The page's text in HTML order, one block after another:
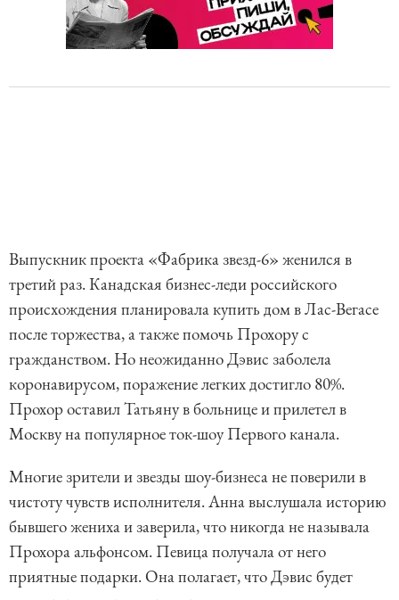
Выпускник проекта «Фабрика звезд-6» женился в
третий раз. Канадская бизнес-леди российского
происхождения планировала купить дом в Лас-Вегасе
после торжества, а также помочь Прохору с
гражданством. Но неожиданно Дэвис заболела
коронавирусом, поражение легких достигло 80%.
Прохор оставил Татьяну в больнице и прилетел в
Москву на популярное ток-шоу Первого канала.
Многие зрители и звезды шоу-бизнеса не поверили в
чистоту чувств исполнителя. Анна выслушала историю
бывшего жениха и заверила, что никогда не называла
Прохора альфонсом. Певица получала от него
приятные подарки. Она полагает, что Дэвис будет